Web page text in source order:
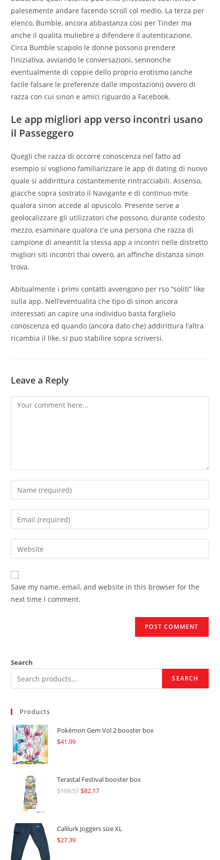
palesemente andare facendo scroll col medio. La terza per
elenco, Bumble, ancora abbastanza cosi per Tinder ma
anche il qualita muliebre a difendere il autenticazione.
Circa Bumble scapolo le donne possono prendere
l’iniziativa, avviando le conversazioni, sennonche
eventualmente di coppie dello proprio erotismo (anche
facile falsare le preferenze dalle impostazioni) ovvero di
razza con cui sinon e amici riguardo a Facebook.
Le app migliori app verso incontri usano
il Passeggero
Quegli che razza di occorre conoscenza nel fatto ad
esempio si vogliono familiarizzare le app di dating di nuovo
quale si addirittura costantemente rintracciabili. Assenso,
giacche sopra sostrato il Navigante e di continuo mite
qualora sinon accede al opuscolo. Presente serve a
geolocalizzare gli utilizzatori che possono, durante codesto
mezzo, esaminare qualora c’e una persona che razza di
campione di aneantit la stessa app a incontri nelle distretto
migliori siti incontri thai ovvero, an affinche distanza sinon
trova.
Abitualmente i primi contatti avvengono per rso “soliti” like
sulla app. Nell’eventualita che tipo di sinon ancora
interessati an capire una individuo basta farglielo
conoscenza ed quando (ancora dato che) addirittura l’altra
ricambia il like, si puo stabilire sopra scriversi.
Leave a Reply
Comment
Enter
your
name
comment
Enter
your
email
address
comment
Enter
your
website
URL
(optional)
Save my name, email, and website in this browser for the
next time I comment.
Search
SEARCH
Products
Pokémon Gem Vol 2 booster box
$41.99
Terastal Festival booster box
$109.57Original
$109.57.
$82.17Current
$82.17.
Calilurk Joggers size XL
$27.39